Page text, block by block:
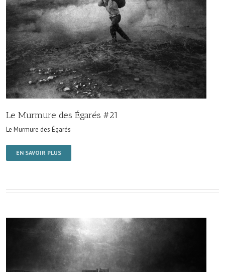
Le Murmure des Égarés #21
Le Murmure des Égarés
EN SAVOIR PLUS